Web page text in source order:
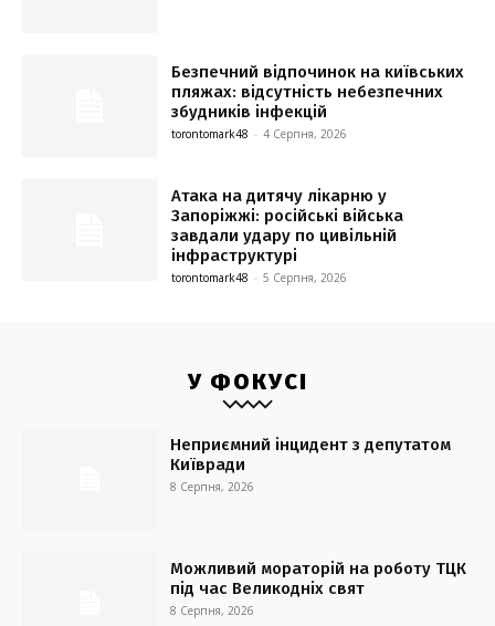
Безпечний відпочинок на київських
пляжах: відсутність небезпечних
збудників інфекцій
torontomark48 - 4 Серпня, 2026
Атака на дитячу лікарню у
Запоріжжі: російські війська
завдали удару по цивільній
інфраструктурі
torontomark48 - 5 Серпня, 2026
У ФОКУСІ
Неприємний інцидент з депутатом
Київради
8 Серпня, 2026
Можливий мораторій на роботу ТЦК
під час Великодніх свят
8 Серпня, 2026